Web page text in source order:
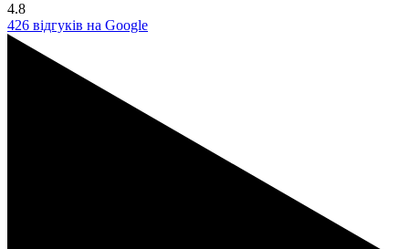
4.8
426 відгуків на Google